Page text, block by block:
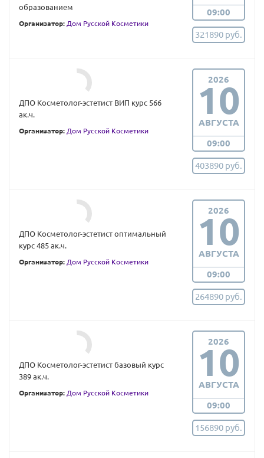
образованием
Организатор: Дом Русской Косметики
09:00
321890 руб.
ДПО Косметолог-эстетист ВИП курс 566
ак.ч.
Организатор: Дом Русской Косметики
2026
10
АВГУСТА
09:00
403890 руб.
ДПО Косметолог-эстетист оптимальный
курс 485 ак.ч.
Организатор: Дом Русской Косметики
2026
10
АВГУСТА
09:00
264890 руб.
ДПО Косметолог-эстетист базовый курс
389 ак.ч.
Организатор: Дом Русской Косметики
2026
10
АВГУСТА
09:00
156890 руб.